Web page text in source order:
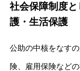
社会保障制度
護・生活保護
公助の中核をなす
険、雇用保険など